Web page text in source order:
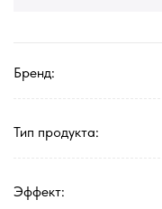
Бренд:
Тип продукта:
Эффект: